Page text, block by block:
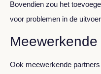
Bovendien zou het
voor problemen in de
Ook meewerkende